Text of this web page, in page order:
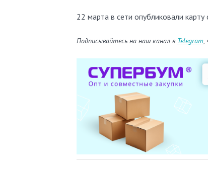
22 марта в сети опубликовали
Подписывайтесь на наш канал в Telegram,